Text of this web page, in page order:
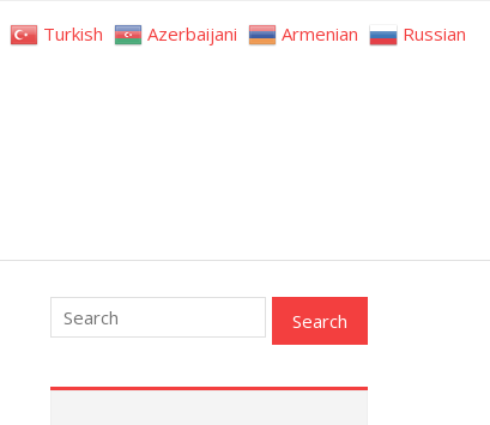
Turkish Azerbaijani Armenian Russian